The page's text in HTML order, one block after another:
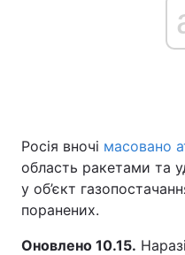
Росія вночі масовано
область ракетами та
у об’єкт
поранених.
Оновлено 10.15. Наразі